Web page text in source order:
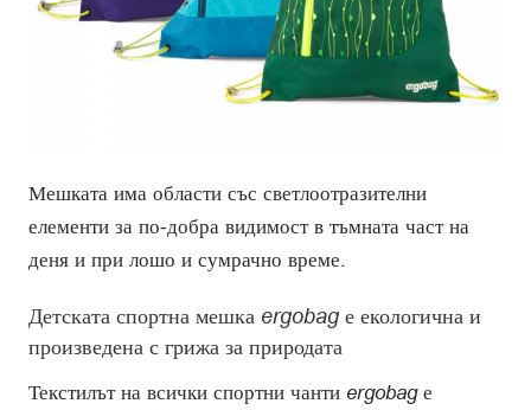
Мешката има области със светлоотразителни
елементи за по-добра видимост в тъмната част на
деня и при лошо и сумрачно време.
Детската спортна мешка ergobag е екологична и
произведена с грижа за природата
Текстилът на всички спортни чанти ergobagе